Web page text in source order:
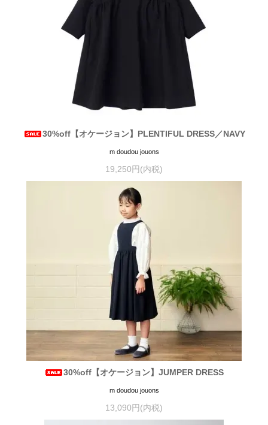
30%off【オケージョン】PLENTIFUL DRESS／NAVY
m doudou jouons
19,250円(内税)
30%off【オケージョン】JUMPER DRESS
m doudou jouons
13,090円(内税)